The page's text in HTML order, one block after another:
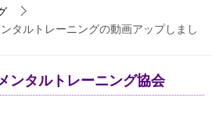
タルトレーニングの動画アップしまし
ンタルトレーニング協会